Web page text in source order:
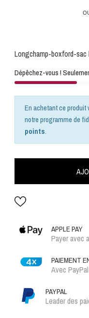
Longchamp-boxford-sac
Dépêchez-vous !
En achetant ce produit
notre programme de
points.
APPLE PAY
Payer avec
PAIEMENT
Avec PayPal
PAYPAL
Leader des